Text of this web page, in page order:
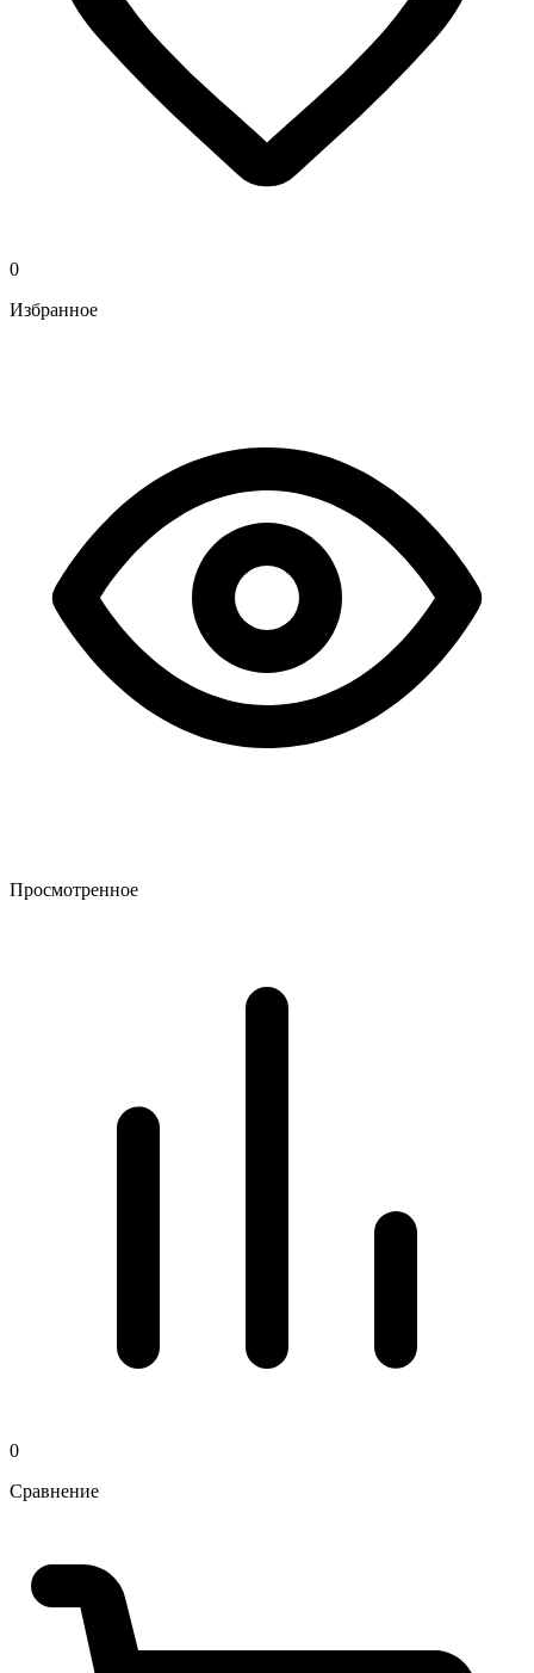
0
Избранное
Просмотренное
0
Сравнение